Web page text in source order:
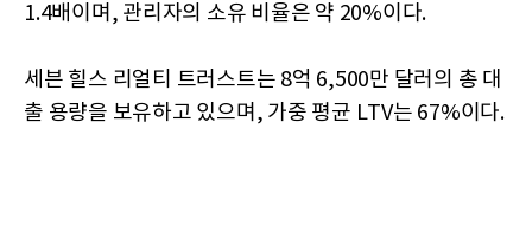
1.4배이며, 관리자의 소유 비율은 약 20%이다.
세븐 힐스 리얼티 트러스트는 8억 6,500만 달러의 총 대
출 용량을 보유하고 있으며, 가중 평균 LTV는 67%이다.